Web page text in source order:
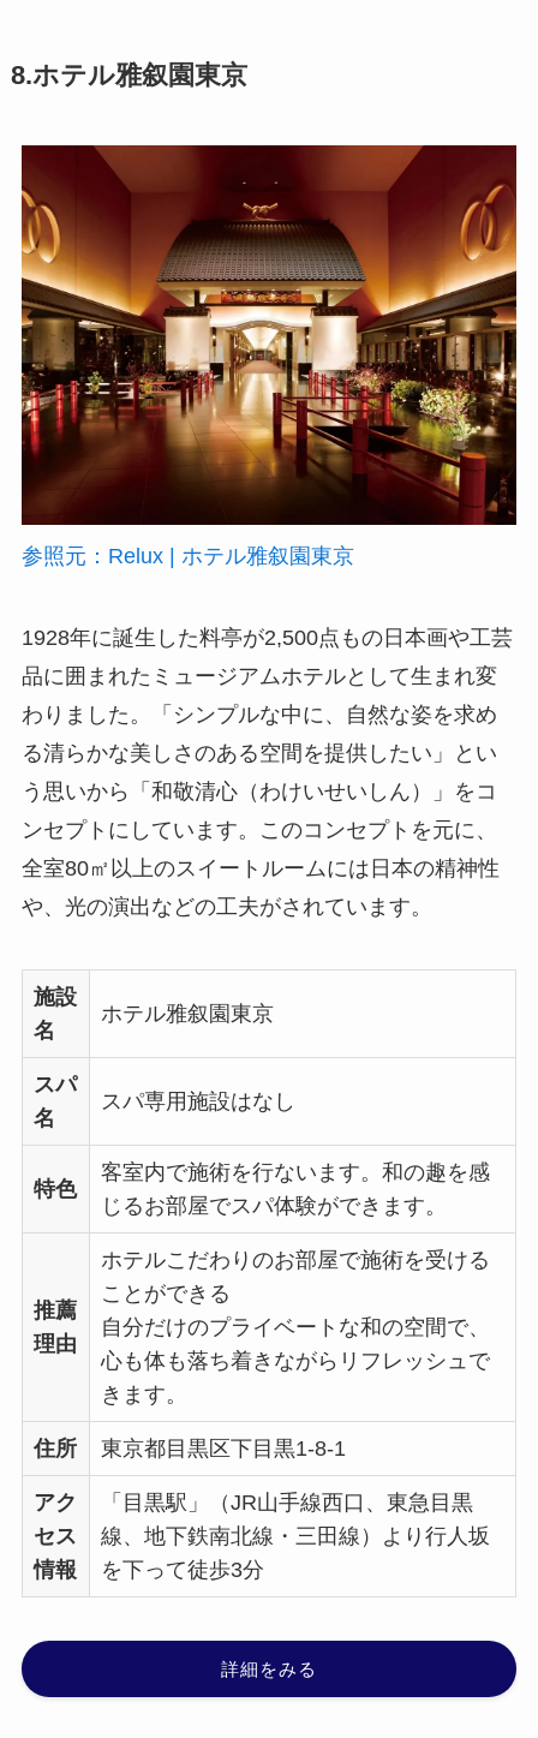
8.ホテル雅叙園東京
参照元：Relux | ホテル雅叙園東京
1928年に誕生した料亭が2,500点もの日本画や工芸
品に囲まれたミュージアムホテルとして生まれ変
わりました。「シンプルな中に、自然な姿を求め
る清らかな美しさのある空間を提供したい」とい
う思いから「和敬清心（わけいせいしん）」をコ
ンセプトにしています。このコンセプトを元に、
全室80㎡以上のスイートルームには日本の精神性
や、光の演出などの工夫がされています。
施設
名
ホテル雅叙園東京
スパ
名
スパ専用施設はなし
特色
客室内で施術を行ないます。和の趣を感
じるお部屋でスパ体験ができます。
推薦
理由
ホテルこだわりのお部屋で施術を受ける
ことができる
自分だけのプライベートな和の空間で、
心も体も落ち着きながらリフレッシュで
きます。
住所 東京都目黒区下目黒1-8-1
アク
セス
情報
「目黒駅」（JR山手線西口、東急目黒
線、地下鉄南北線・三田線）より行人坂
を下って徒歩3分
詳細をみる